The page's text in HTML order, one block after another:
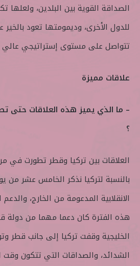
الصداقة القوية بين البلدين، ولعلها
للدول الأخرى، وديمومتها تعود
تتواصل على مستوى إستراتيجي
علاقات مميزة
– ما الذي يميز هذه العلاقات حتى
؟
العلاقات بين تركيا وقطر تطورت في
الانقلابية المدعومة من الخارج،
هذه الفترة كان دعما مهما من دولة
الخليجية وقفت تركيا إلى جانب قطر
الشدائد، والصداقات التي تتكون